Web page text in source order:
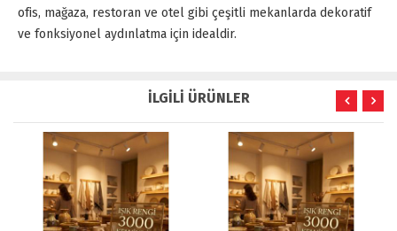
ofis, mağaza, restoran ve otel gibi çeşitli mekanlarda dekoratif
ve fonksiyonel aydınlatma için idealdir.
İLGİLİ ÜRÜNLER